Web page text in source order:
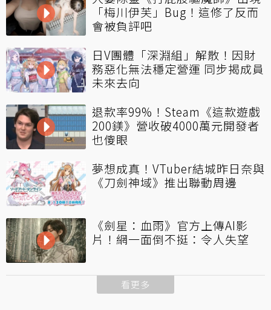
「梅川伊芙」Bug！這修了反而
會被負評吧
日V團體「深淵組」解散！因財
務惡化無法穩定營運 同步揭成員
未來去向
退款率99%！Steam《這款遊戲
200鎂》營收破4000萬元開發者
也傻眼
夢想成真！VTuber結城昨日奈與
《刀劍神域》推出聯動周邊
《劍星：血雨》官方上傳AI影
片！網一面倒不挺：令人失望
看更多